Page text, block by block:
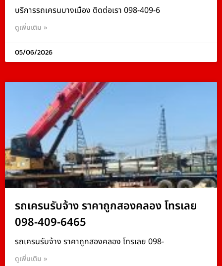
บริการรถเครนบางเมือง ติดต่อเรา 098-409-6
ดูเพิ่มเติม »
05/06/2026
รถเครนรับจ้าง ราคาถูกสองคลอง โทรเลย
098-409-6465
รถเครนรับจ้าง ราคาถูกสองคลอง โทรเลย 098-
ดูเพิ่มเติม »